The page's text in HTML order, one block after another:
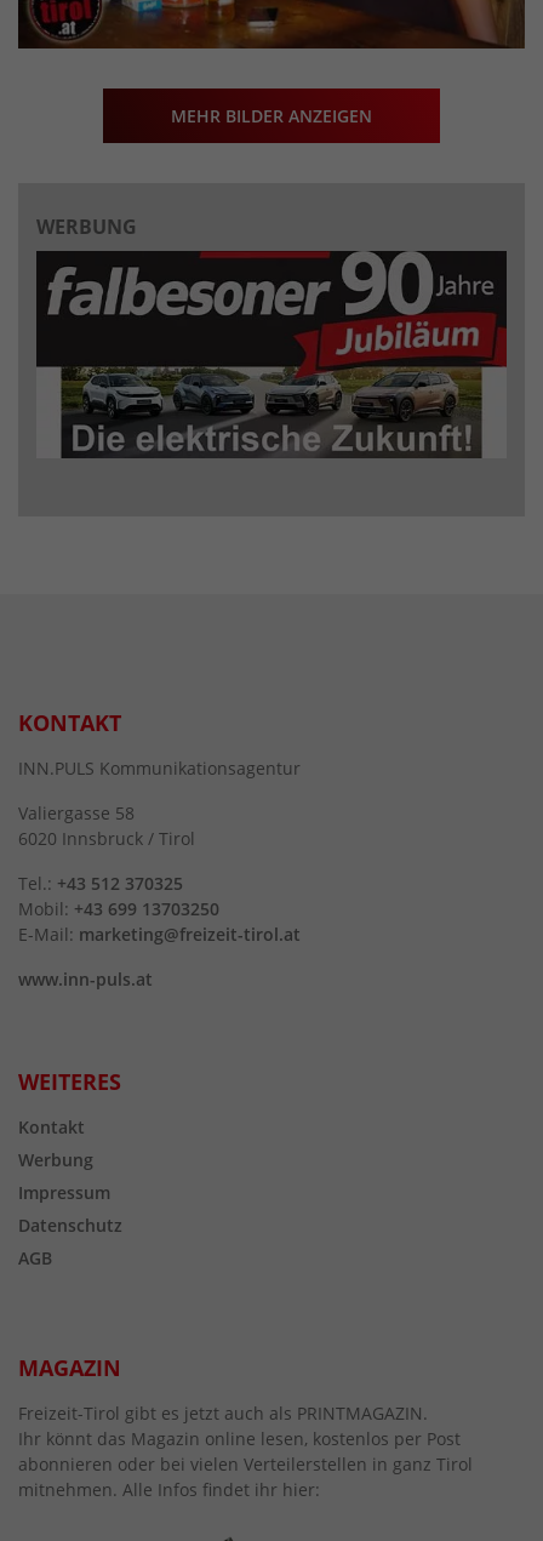
MEHR BILDER ANZEIGEN
WERBUNG
KONTAKT
INN.PULS Kommunikationsagentur
Valiergasse 58
6020 Innsbruck / Tirol
Tel.: +43 512 370325
Mobil: +43 699 13703250
E-Mail: marketing@freizeit-tirol.at
www.inn-puls.at
WEITERES
Kontakt
Werbung
Impressum
Datenschutz
AGB
MAGAZIN
Freizeit-Tirol gibt es jetzt auch als PRINTMAGAZIN.
Ihr könnt das Magazin online lesen, kostenlos per Post
abonnieren oder bei vielen Verteilerstellen in ganz Tirol
mitnehmen. Alle Infos findet ihr hier: